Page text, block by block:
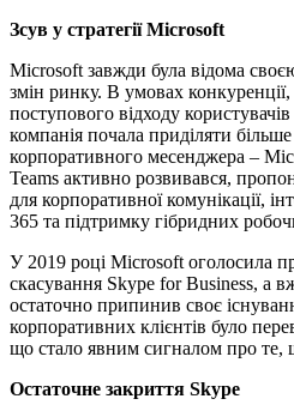
Зсув у стратегії Microsoft
Microsoft завжди була відома
змін ринку. В умовах
поступового відходу
компанія почала приділяти
корпоративного месенджера –
Teams активно розвивався,
для корпоративної комунікації,
365 та підтримку гібридних
У 2019 році Microsoft оголосила
скасування Skype for Business, а
остаточно припинив своє
корпоративних клієнтів було
що стало явним сигналом про те,
Остаточне закриття Skype